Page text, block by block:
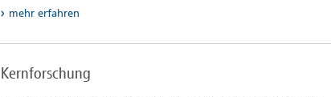
mehr erfahren
Kernforschung